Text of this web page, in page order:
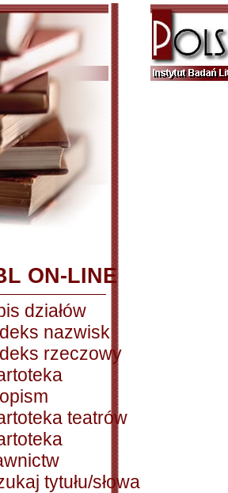
ON-LINE
działów
nazwisk
rzeczowy
teatrów
tytułu/słowa